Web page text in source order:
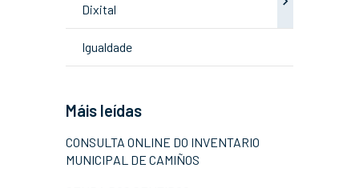
Dixital
Igualdade
Máis leídas
CONSULTA ONLINE DO INVENTARIO
MUNICIPAL DE CAMIÑOS